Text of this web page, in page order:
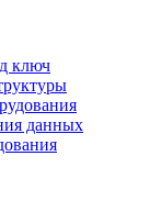
ключ
данных